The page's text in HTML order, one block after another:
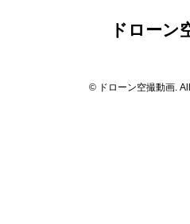
ドローン
© ドローン空撮動画.